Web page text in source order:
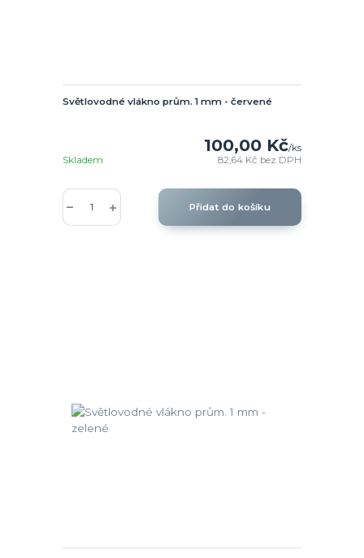
Světlovodné vlákno prům. 1 mm - červené
100,00 Kč/ks
82,64 Kč bez DPH
Skladem
Přidat do košíku